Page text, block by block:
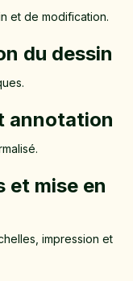
et de modification.
du dessin
annotation
et mise en
impression et